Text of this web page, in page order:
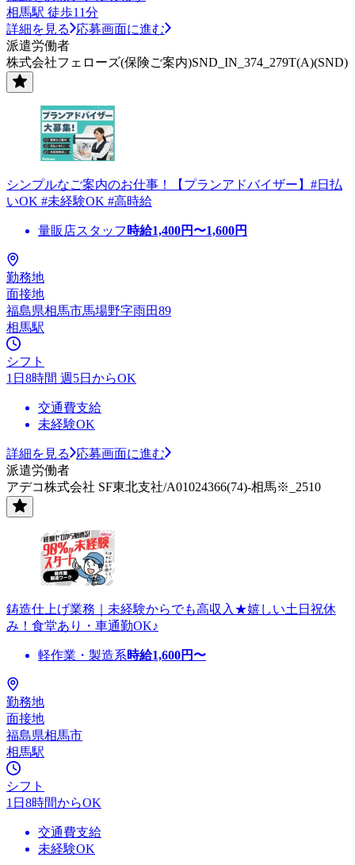
相馬駅 徒歩11分
詳細を見る
応募画面に進む
派遣労働者
株式会社フェローズ(保険ご案内)SND_IN_374_279T(A)(SND)
シンプルなご案内のお仕事！【プランアドバイザー】#日払
いOK #未経験OK #高時給
量販店スタッフ 時給1,400円〜1,600円
勤務地
面接地
福島県相馬市馬場野字雨田89
相馬駅
シフト
1日8時間 週5日からOK
交通費支給
未経験OK
詳細を見る
応募画面に進む
派遣労働者
アデコ株式会社 SF東北支社/A01024366(74)-相馬※_2510
鋳造仕上げ業務｜未経験からでも高収入★嬉しい土日祝休
み！食堂あり・車通勤OK♪
軽作業・製造系時給1,600円〜
勤務地
面接地
福島県相馬市
相馬駅
シフト
1日8時間からOK
交通費支給
未経験OK